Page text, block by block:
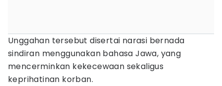
Unggahan tersebut disertai narasi bernada
sindiran menggunakan bahasa Jawa, yang
mencerminkan kekecewaan sekaligus
keprihatinan korban.